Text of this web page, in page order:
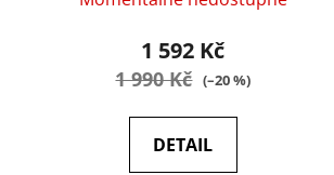
1 592 Kč
1 990 Kč (–20 %)
DETAIL